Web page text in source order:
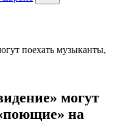
Search
могут
на